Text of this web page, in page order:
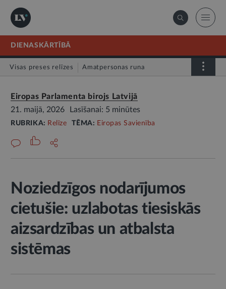
DIENASKĀRTĪBĀ
Visas preses relīzes Amatpersonas runa
Eiropas Parlamenta birojs Latvijā
21. maijā, 2026
Lasīšanai: 5 minūtes
RUBRIKA: Relīze TĒMA: Eiropas Savienība
Noziedzīgos nodarījumos
cietušie: uzlabotas tiesiskās
aizsardzības un atbalsta
sistēmas